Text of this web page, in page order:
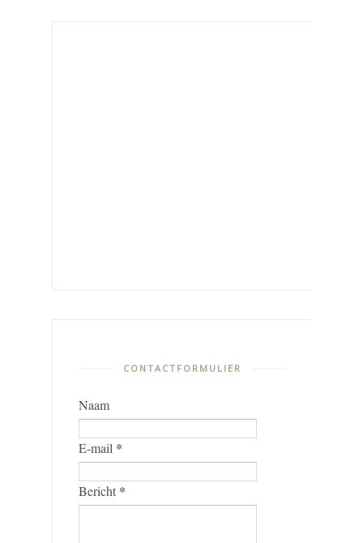
CONTACTFORMULIER
Naam
E-mail *
Bericht *